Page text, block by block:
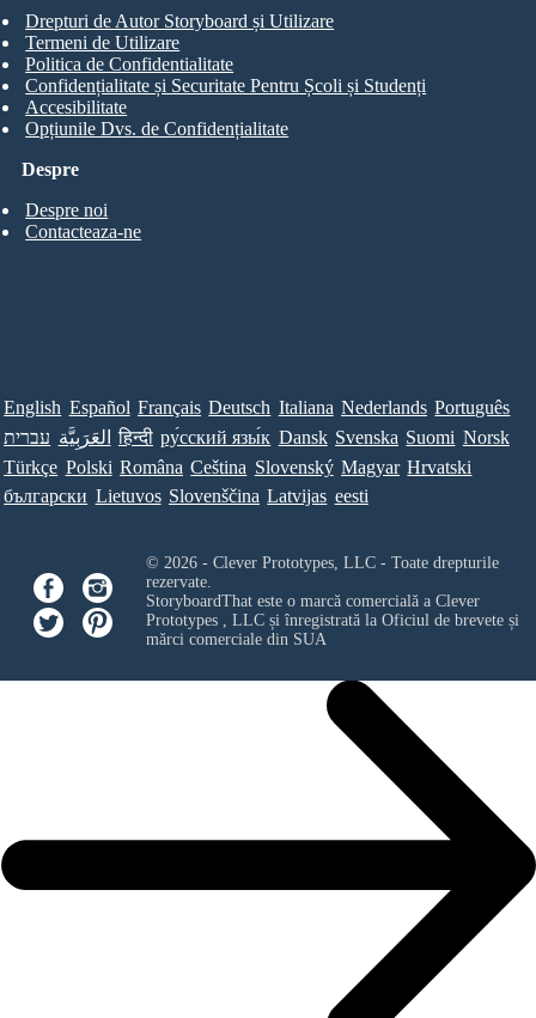
Despre
Despre noi
Contacteaza-ne
Drepturi de Autor Storyboard și Utilizare
Termeni de Utilizare
Politica de Confidentialitate
Confidențialitate și Securitate Pentru Școli și Studenți
Accesibilitate
Opțiunile Dvs. de Confidențialitate
English Español Français Deutsch Italiana Nederlands Português
עברית العَرَبِيَّة हिन्दी ру́сский язы́к Dansk Svenska Suomi Norsk
Türkçe Polski Româna Ceština Slovenský Magyar Hrvatski
български Lietuvos Slovenščina Latvijas eesti
© 2026 - Clever Prototypes, LLC - Toate drepturile
rezervate.
StoryboardThat este o marcă comercială a Clever
Prototypes , LLCși înregistrată la Oficiul de brevete și
mărci comerciale din SUA